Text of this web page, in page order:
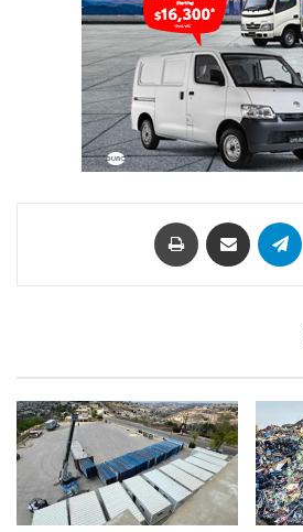
واتساب تيلقرام مشاركة عبر البريد